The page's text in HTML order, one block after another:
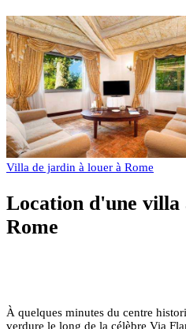
Villa de jardin à louer à Rome
Location d'une villa
Rome
À quelques minutes du centre
verdure le long de la célèbre Via